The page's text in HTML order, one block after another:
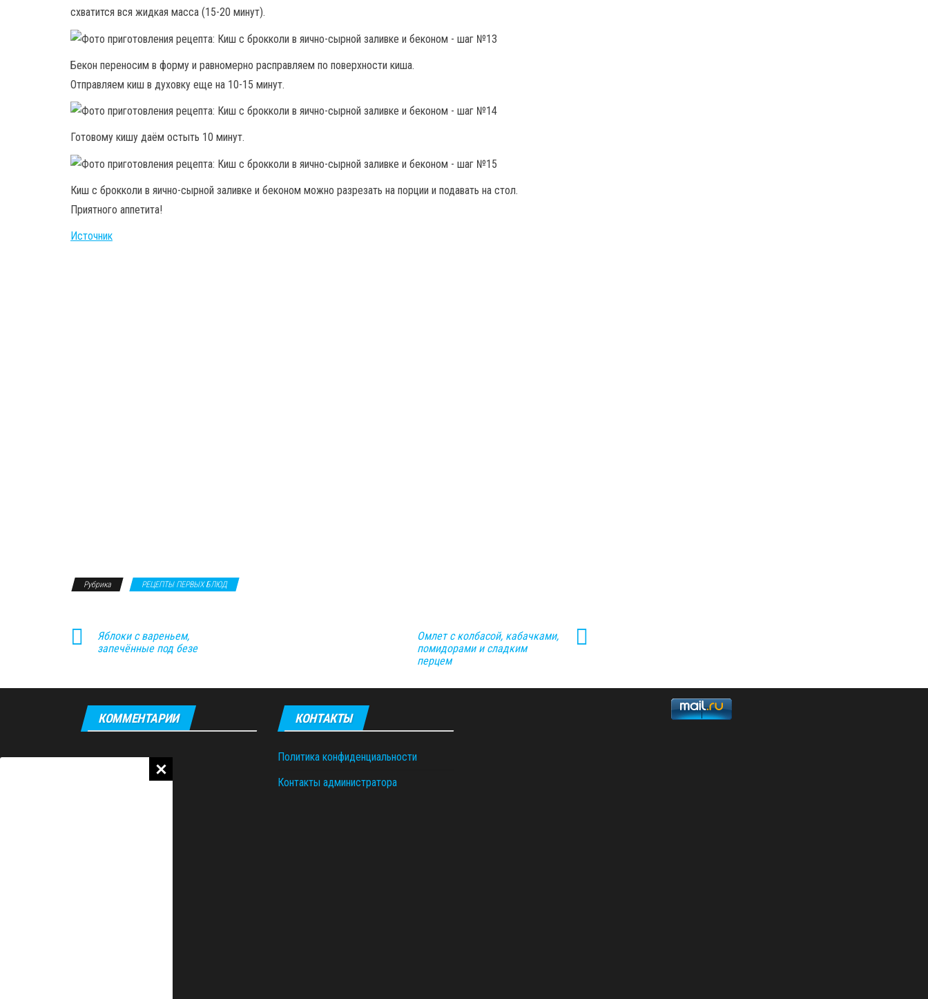
схватится вся жидкая масса (15-20 минут).
Бекон переносим в форму и равномерно расправляем по поверхности киша.
Отправляем киш в духовку еще на 10-15 минут.
Готовому кишу даём остыть 10 минут.
Киш с брокколи в яично-сырной заливке и беконом можно разрезать на порции и подавать на стол.
Приятного аппетита!
Источник
Рубрика РЕЦЕПТЫ ПЕРВЫХ БЛЮД
Яблоки с вареньем,
запечённые под безе
Омлет с колбасой, кабачками,
помидорами и сладким
перцем
КОММЕНТАРИИ КОНТАКТЫ
Политика конфиденциальности
Контакты администратора